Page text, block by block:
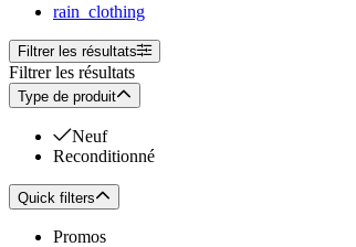
rain_clothing
Filtrer les résultats
Filtrer les résultats
Type de produit
Neuf
Reconditionné
Quick filters
Promos